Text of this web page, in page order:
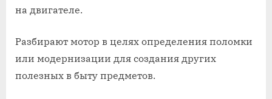
на двигателе.
Разбирают мотор в целях определения поломки
или модернизации для создания других
полезных в быту предметов.